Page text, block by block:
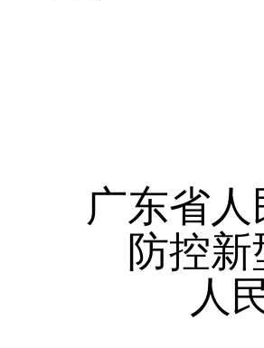
广东省
防控
人